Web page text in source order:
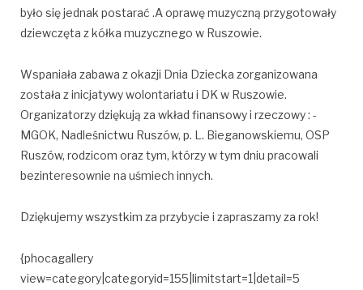
było się jednak postarać .A oprawę muzyczną przygotowały
dziewczęta z kółka muzycznego w Ruszowie.
Wspaniała zabawa z okazji Dnia Dziecka zorganizowana
została z inicjatywy wolontariatu i DK w Ruszowie.
Organizatorzy dziękują za wkład finansowy i rzeczowy : -
MGOK, Nadleśnictwu Ruszów, p. L. Bieganowskiemu, OSP
Ruszów, rodzicom oraz tym, którzy w tym dniu pracowali
bezinteresownie na uśmiech innych.
Dziękujemy wszystkim za przybycie i zapraszamy za rok!
{phocagallery
view=category|categoryid=155|limitstart=1|detail=5